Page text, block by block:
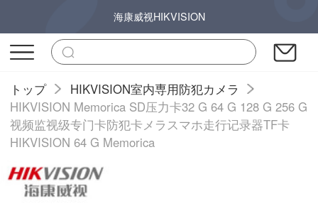
海康威视HIKVISION
トップ
HIKVISION室内専用防犯カメラ
HIKVISION Memorica SD压力卡32 G 64 G 128 G 256 G
视频监视级专门卡防犯卡メラスマホ走行记录器TF卡
HIKVISION 64 G Memorica